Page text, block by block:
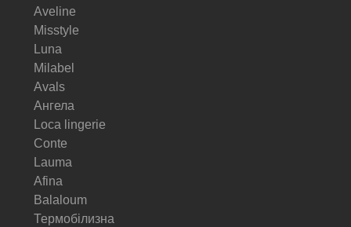
Aveline
Misstyle
Luna
Milabel
Avals
Ангела
Loca lingerie
Conte
Lauma
Afina
Balaloum
Термобілизна